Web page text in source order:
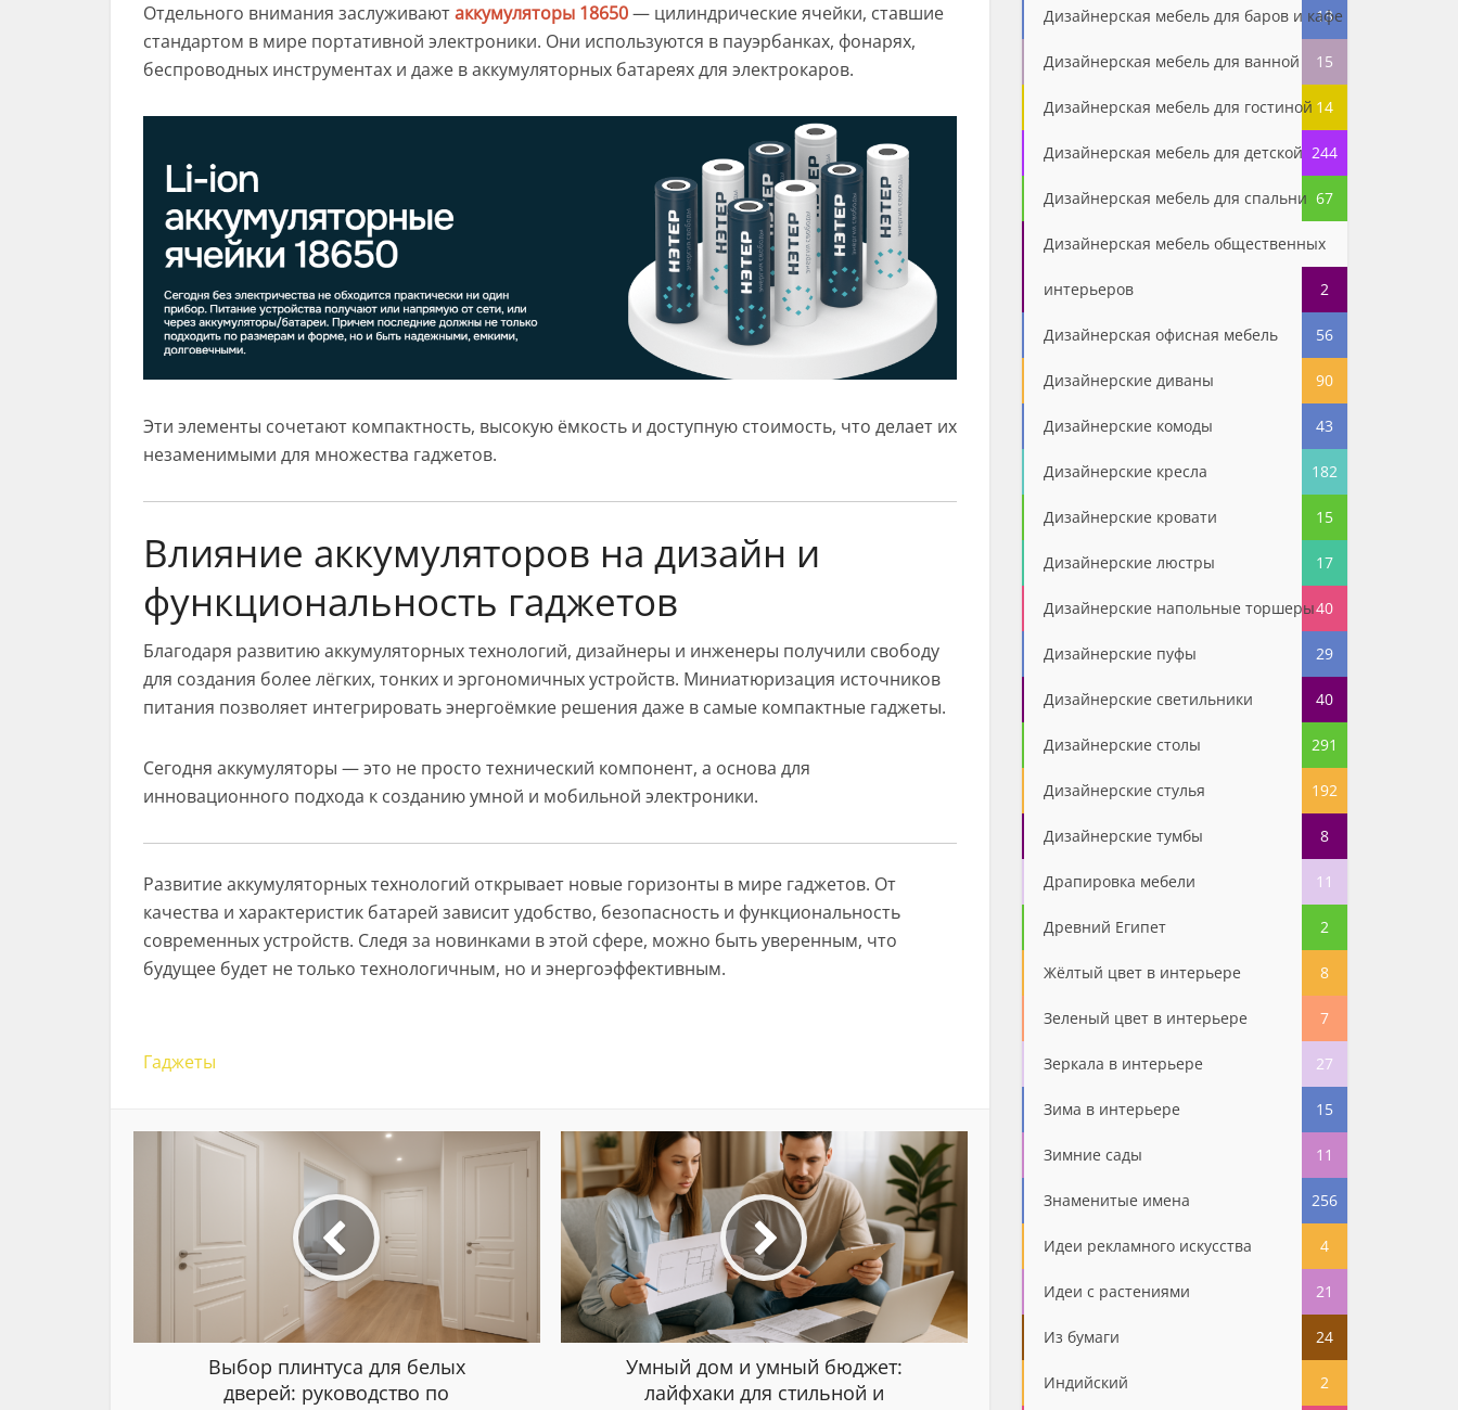
Отдельного внимания заслуживаютаккумуляторы 18650— цилиндрические ячейки, ставшие
стандартом в мире портативной электроники. Они используются в пауэрбанках, фонарях,
беспроводных инструментах и даже в аккумуляторных батареях для электрокаров.
Эти элементы сочетают компактность, высокую ёмкость и доступную стоимость, что делает их
незаменимыми для множества гаджетов.
Влияние аккумуляторов на дизайн и
функциональность гаджетов
Благодаря развитию аккумуляторных технологий, дизайнеры и инженеры получили свободу
для создания более лёгких, тонких и эргономичных устройств. Миниатюризация источников
питания позволяет интегрировать энергоёмкие решения даже в самые компактные гаджеты.
Сегодня аккумуляторы — это не просто технический компонент, а основа для
инновационного подхода к созданию умной и мобильной электроники.
Развитие аккумуляторных технологий открывает новые горизонты в мире гаджетов. От
качества и характеристик батарей зависит удобство, безопасность и функциональность
современных устройств. Следя за новинками в этой сфере, можно быть уверенным, что
будущее будет не только технологичным, но и энергоэффективным.
Гаджеты
Выбор плинтуса для белых
дверей: руководство по
Умный дом и умный бюджет:
лайфхаки для стильной и
Дизайнерская мебель для баров и кафе
13
Дизайнерская мебель для ванной 15
Дизайнерская мебель для гостиной 14
Дизайнерская мебель для детской 244
Дизайнерская мебель для спальни 67
Дизайнерская мебель общественных
интерьеров 2
Дизайнерская офисная мебель 56
Дизайнерские диваны 90
Дизайнерские комоды 43
Дизайнерские кресла 182
Дизайнерские кровати 15
Дизайнерские люстры 17
Дизайнерские напольные торшеры40
Дизайнерские пуфы 29
Дизайнерские светильники 40
Дизайнерские столы 291
Дизайнерские стулья 192
Дизайнерские тумбы 8
Драпировка мебели 11
Древний Египет 2
Жёлтый цвет в интерьере 8
Зеленый цвет в интерьере 7
Зеркала в интерьере 27
Зима в интерьере 15
Зимние сады 11
Знаменитые имена 256
Идеи рекламного искусства 4
Идеи с растениями 21
Из бумаги 24
Индийский 2